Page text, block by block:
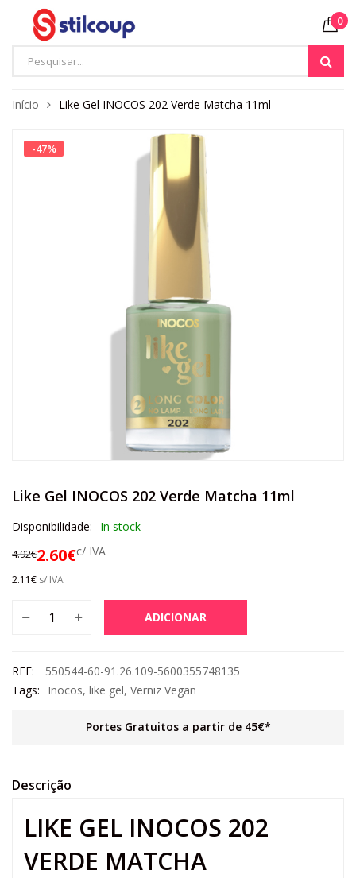
0
Início Like Gel INOCOS 202 Verde Matcha 11ml
-47%
Like Gel INOCOS 202 Verde Matcha 11ml
Disponibilidade: In stock
4.92€2.60€c/ IVA
2.11€ s/ IVA
ADICIONAR
REF:
550544-60-91.26.109-5600355748135
Tags:
Inocos, like gel, Verniz Vegan
Portes Gratuitos a partir de 45€*
Descrição
LIKE GEL INOCOS 202
VERDE MATCHA